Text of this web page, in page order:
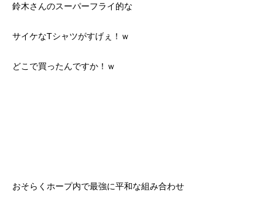
鈴木さんのスーパーフライ的な
サイケなTシャツがすげぇ！ｗ
どこで買ったんですか！ｗ
おそらくホープ内で最強に平和な組み合わせ